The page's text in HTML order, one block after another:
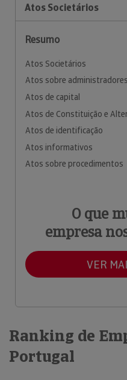
Atos Societários
Resumo
Atos Societários
Atos sobre administradores
Atos de capital
Atos de Constituição e
Atos de identificação
Atos informativos
Atos sobre procedimentos
O que
empresa
VER
Ranking de
Portugal